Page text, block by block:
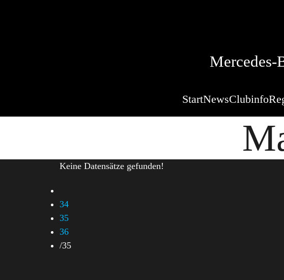
Mercedes-
StartNewsClubinfo
Keine Datensätze gefunden!
34
35
36
/35